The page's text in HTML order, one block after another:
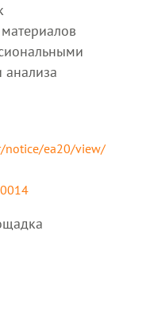
анализа
notice/ea20/view/